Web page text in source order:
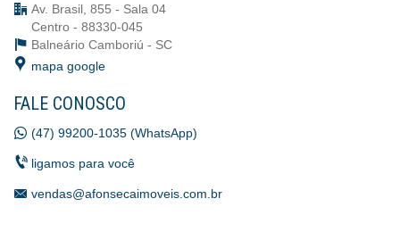
Av. Brasil, 855 - Sala 04
Centro - 88330-045
Balneário Camboriú - SC
mapa google
FALE CONOSCO
(47) 99200-1035 (WhatsApp)
ligamos para você
vendas@afonsecaimoveis.com.br